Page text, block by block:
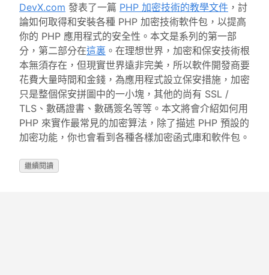
DevX.com 發表了一篇 PHP 加密技術的教學文件 ，討
論如何取得和安裝各種 PHP 加密技術軟件包，以提高
你的 PHP 應用程式的安全性。本文是系列的第一部
分，第二部分在這裏 。在理想世界，加密和保安技術根
本無須存在，但現實世界遠非完美，所以軟件開發商要
花費大量時間和金錢，為應用程式設立保安措施，加密
只是整個保安拼圖中的一小塊，其他的尚有 SSL /
TLS、數碼證書、數碼簽名等等。本文將會介紹如何用
PHP 來實作最常見的加密算法，除了描述 PHP 預設的
加密功能，你也會看到各種各樣加密函式庫和軟件包。
繼續閱讀